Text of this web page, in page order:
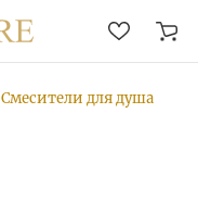
Смесители для душа